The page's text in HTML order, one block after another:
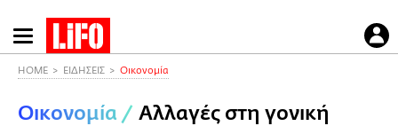
Παράκαμψη
προς
περιεχόμενο
HOME ΕΙΔΗΣΕΙΣ Οικονομία
Οικονομία / Αλλαγές στη γονική